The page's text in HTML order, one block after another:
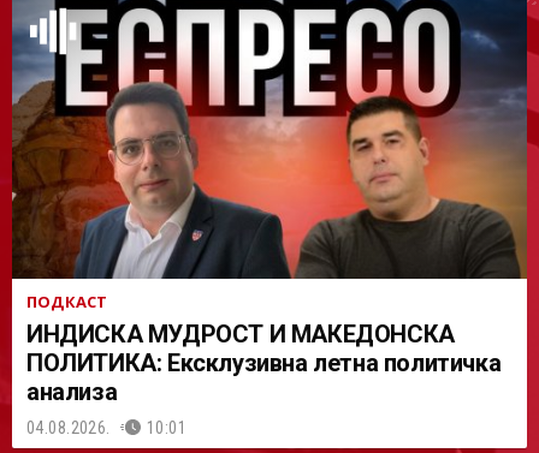
АСТ
ПОДКАСТ
ИНДИСКА МУДРОСТ И МАКЕДОНСКА
ПОЛИТИКА: Ексклузивна летна политичка
анализа
04.08.2026. 10:01